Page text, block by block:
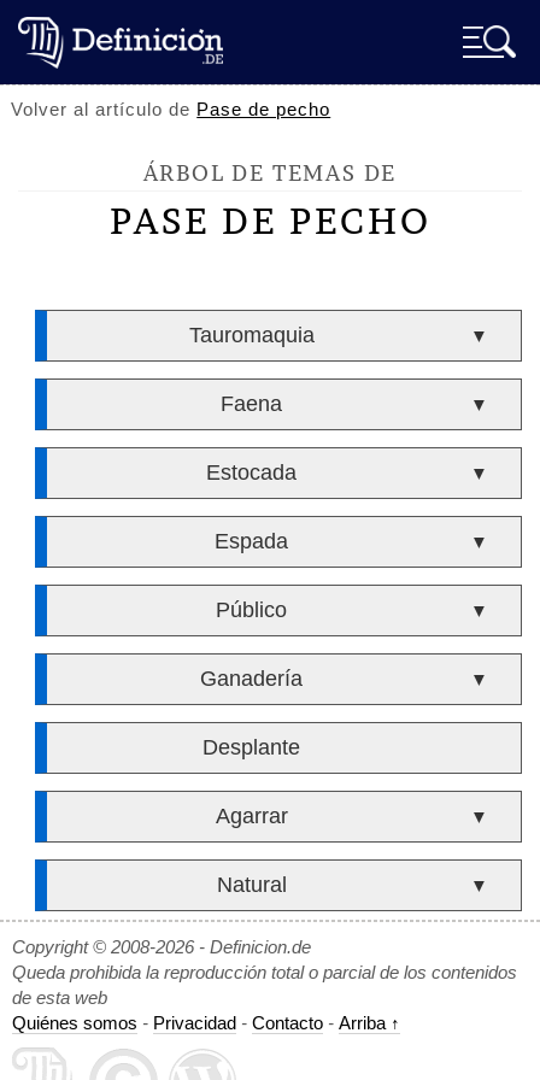
Volver al artículo de Pase de pecho
ÁRBOL DE TEMAS DE
PASE DE PECHO
Tauromaquia ▼
Faena ▼
Estocada ▼
Espada ▼
Público ▼
Ganadería ▼
Desplante
Agarrar ▼
Natural ▼
Copyright © 2008-2026 - Definicion.de
Queda prohibida la reproducción total o parcial de los contenidos
de esta web
Quiénes somos - Privacidad - Contacto - Arriba ↑